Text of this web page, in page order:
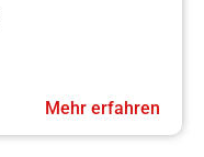
Mehr erfahren